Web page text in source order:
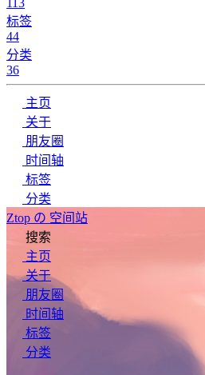
113
标签
44
分类
36
主页
关于
朋友圈
时间轴
标签
分类
Ztop の 空间站
搜索
主页
关于
朋友圈
时间轴
标签
分类